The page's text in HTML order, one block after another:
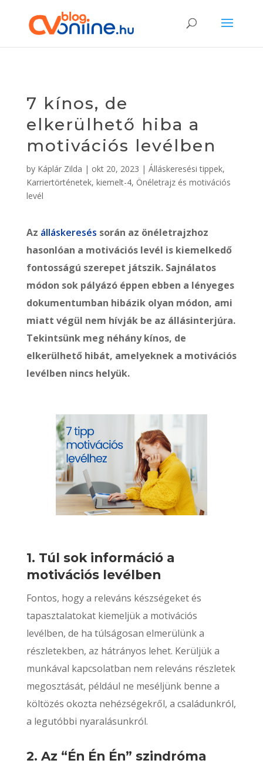
7 kínos, de
elkerülhető hiba a
motivációs levélben
by Káplár Zilda | okt 20, 2023 | Álláskeresési tippek,
Karriertörténetek, kiemelt-4, Önéletrajz és motivációs
levél
Az álláskeresés során az önéletrajzhoz
hasonlóan a motivációs levél is kiemelkedő
fontosságú szerepet játszik. Sajnálatos
módon sok pályázó éppen ebben a lényeges
dokumentumban hibázik olyan módon, ami
miatt végül nem hívják be az állásinterjúra.
Tekintsünk meg néhány kínos, de
elkerülhető hibát, amelyeknek a motivációs
levélben nincs helyük.
1. Túl sok információ a
motivációs levélben
Fontos, hogy a releváns készségeket és
tapasztalatokat kiemeljük a motivációs
levélben, de ha túlságosan elmerülünk a
részletekben, az hátrányos lehet. Kerüljük a
munkával kapcsolatban nem releváns részletek
megosztását, például ne meséljünk benne a
költözés okozta nehézségekről, a családunkról,
a legutóbbi nyaralásunkról.
2. Az “Én Én Én” szindróma